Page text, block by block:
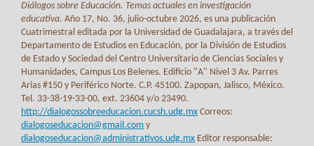
Diálogos sobre Educación. Temas actuales en investigación
educativa. Año 17, No. 36, julio-octubre 2026, es una publicación
Cuatrimestral editada por la Universidad de Guadalajara, a través del
Departamento de Estudios en Educación, por la División de Estudios
de Estado y Sociedad del Centro Universitario de Ciencias Sociales y
Humanidades, Campus Los Belenes. Edificio "A" Nivel 3 Av. Parres
Arias #150 y Periférico Norte. C.P. 45100. Zapopan, Jalisco, México.
Tel. 33-38-19-33-00, ext. 23604 y/o 23490.
http://dialogossobreeducacion.cucsh.udg.mx Correos:
dialogoseducacion@gmail.com y
dialogoseducacion@administrativos.udg.mx Editor responsable: